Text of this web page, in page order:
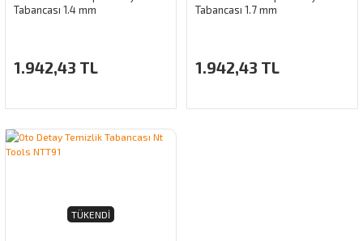
Tabancası 1.4 mm
1.942,43 TL
Tabancası 1.7 mm
1.942,43 TL
TÜKENDI